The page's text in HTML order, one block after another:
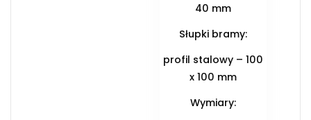
40 mm
Słupki bramy:
profil stalowy – 100
x 100 mm
Wymiary: